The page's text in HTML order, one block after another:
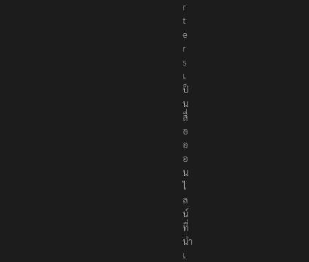
r
t
e
r
s
เ
ป็
น
สื่
อ
อ
อ
น
ไ
ล
น์
ที่
นำ
เ